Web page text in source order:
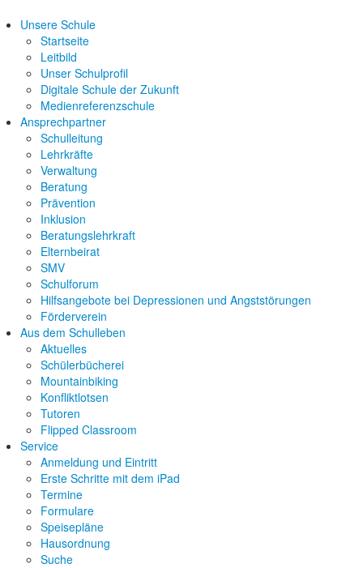
Unsere Schule
Startseite
Leitbild
Unser Schulprofil
Digitale Schule der Zukunft
Medienreferenzschule
Ansprechpartner
Schulleitung
Lehrkräfte
Verwaltung
Beratung
Prävention
Inklusion
Beratungslehrkraft
Elternbeirat
SMV
Schulforum
Hilfsangebote bei Depressionen und Angststörungen
Förderverein
Aus dem Schulleben
Aktuelles
Schülerbücherei
Mountainbiking
Konfliktlotsen
Tutoren
Flipped Classroom
Service
Anmeldung und Eintritt
Erste Schritte mit dem iPad
Termine
Formulare
Speisepläne
Hausordnung
Suche